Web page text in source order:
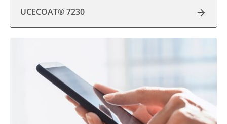
UCECOAT® 7230